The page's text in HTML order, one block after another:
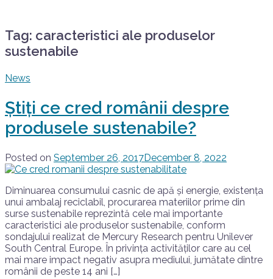
Tag: caracteristici ale produselor
sustenabile
News
Știți ce cred românii despre
produsele sustenabile?
Posted on September 26, 2017December 8, 2022
Diminuarea consumului casnic de apă și energie, existența
unui ambalaj reciclabil, procurarea materiilor prime din
surse sustenabile reprezintă cele mai importante
caracteristici ale produselor sustenabile, conform
sondajului realizat de Mercury Research pentru Unilever
South Central Europe. În privința activităților care au cel
mai mare impact negativ asupra mediului, jumătate dintre
românii de peste 14 ani […]